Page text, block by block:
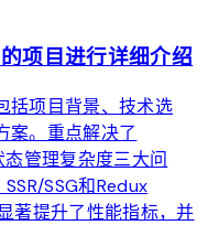
项目进行详细介绍
括项目背景、技术选
案。重点解决了
管理复杂度三大问
SSG和Redux
著提升了性能指标，并